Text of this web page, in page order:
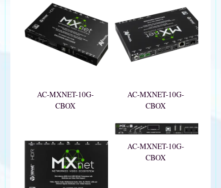
AC-MXNET-10G-
CBOX
AC-MXNET-10G-
CBOX
AC-MXNET-10G-
CBOX